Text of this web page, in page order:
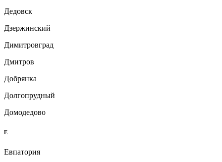
Дедовск
Дзержинский
Димитровград
Дмитров
Добрянка
Долгопрудный
Домодедово
Е
Евпатория